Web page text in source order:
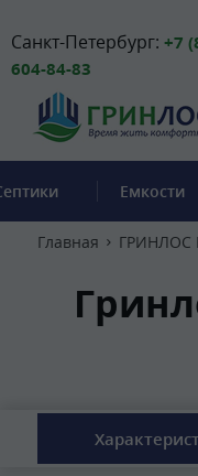
Санкт-Петербург: +7
604-84-83
Емкости
Главная ГРИНЛОС